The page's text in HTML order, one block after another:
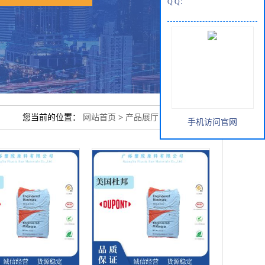
您当前的位置： 网站首页 > 产品展厅 美国杜邦PA66
Q Q：
手机访问官网